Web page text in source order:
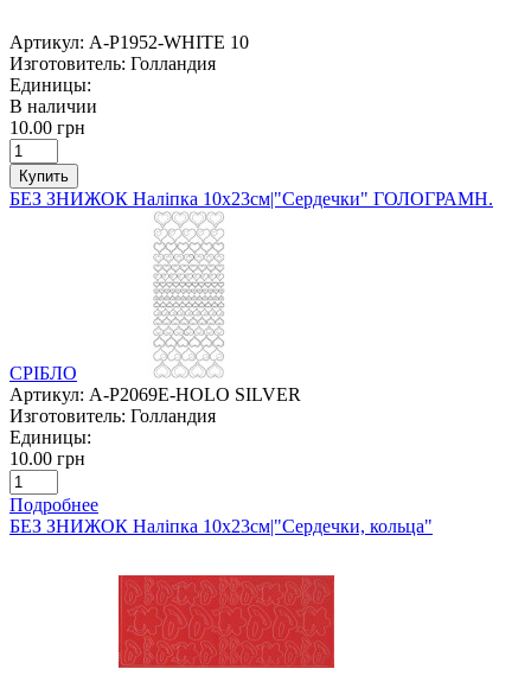
Артикул: A-P1952-WHITE 10
Изготовитель: Голландия
Единицы:
В наличии
10.00 грн
Купить
БЕЗ ЗНИЖОК Наліпка 10х23см|"Сердечки" ГОЛОГРАМН.
СРІБЛО
Артикул: A-P2069E-HOLO SILVER
Изготовитель: Голландия
Единицы:
10.00 грн
Подробнее
БЕЗ ЗНИЖОК Наліпка 10х23см|"Сердечки, кольца"